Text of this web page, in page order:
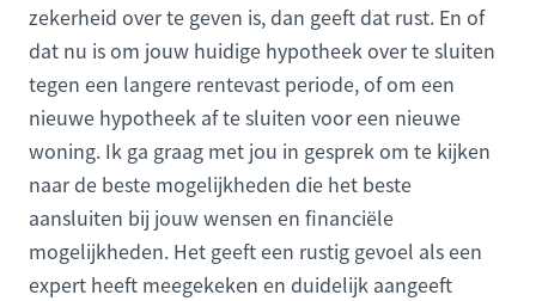
zekerheid over te geven is, dan geeft dat rust. En of
dat nu is om jouw huidige hypotheek over te sluiten
tegen een langere rentevast periode, of om een
nieuwe hypotheek af te sluiten voor een nieuwe
woning. Ik ga graag met jou in gesprek om te kijken
naar de beste mogelijkheden die het beste
aansluiten bij jouw wensen en financiële
mogelijkheden. Het geeft een rustig gevoel als een
expert heeft meegekeken en duidelijk aangeeft